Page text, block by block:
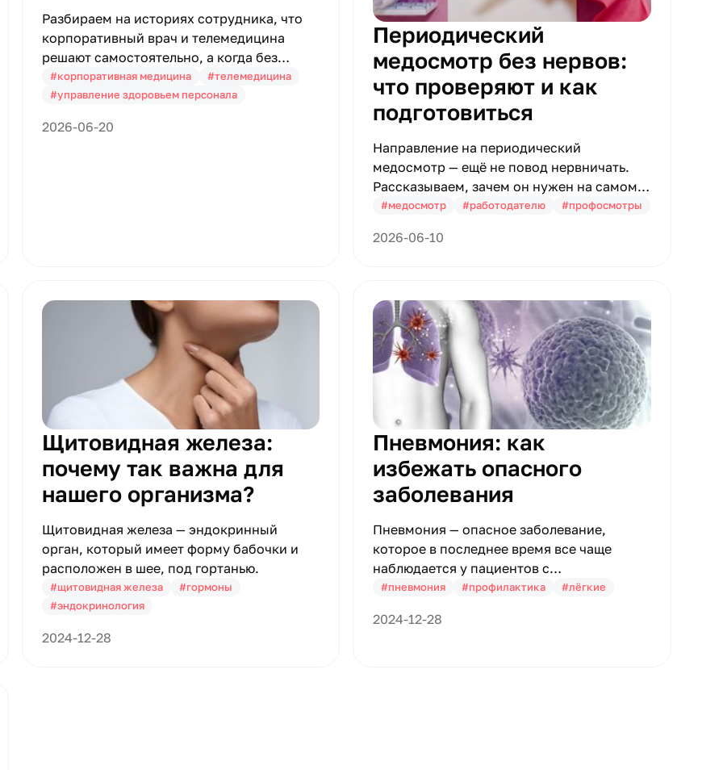
Разбираем на историях сотрудника, что
корпоративный врач и телемедицина
решают самостоятельно, а когда без
специализированной клиники не
обойтись.
#корпоративная медицина
#телемедицина
#управление здоровьем персонала
2026-06-20
Периодический
медосмотр без нервов:
что проверяют и как
подготовиться
Направление на периодический
медосмотр — ещё не повод нервничать.
Рассказываем, зачем он нужен на самом
деле, каких врачей придётся обойти и как
визит.
#медосмотр #работодателю #профосмотры
2026-06-10
Щитовидная железа:
почему так важна для
нашего организма?
Щитовидная железа — эндокринный
орган, который имеет форму бабочки и
расположен в шее, под гортанью.
#щитовидная железа
#гормоны
#эндокринология
2024-12-28
Пневмония: как
избежать опасного
заболевания
Пневмония — опасное заболевание,
которое в последнее время все чаще
наблюдается у пациентов с
коронавирусной инфекцией.
#пневмония #профилактика #лёгкие
2024-12-28